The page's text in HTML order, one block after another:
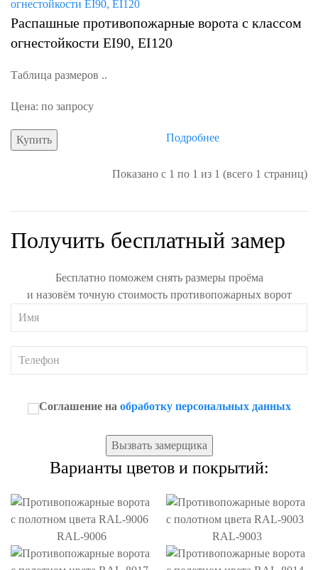
Распашные противопожарные ворота с классом
огнестойкости EI90, EI120
Таблица размеров ..
Цена: по запросу
Купить Подробнее
Показано с 1 по 1 из 1 (всего 1 страниц)
Получить бесплатный замер
Бесплатно поможем снять размеры проёма
и назовём точную стоимость противопожарных ворот
Соглашение на обработку персональных данных
Вызвать замерщика
Варианты цветов и покрытий:
RAL-9006 RAL-9003